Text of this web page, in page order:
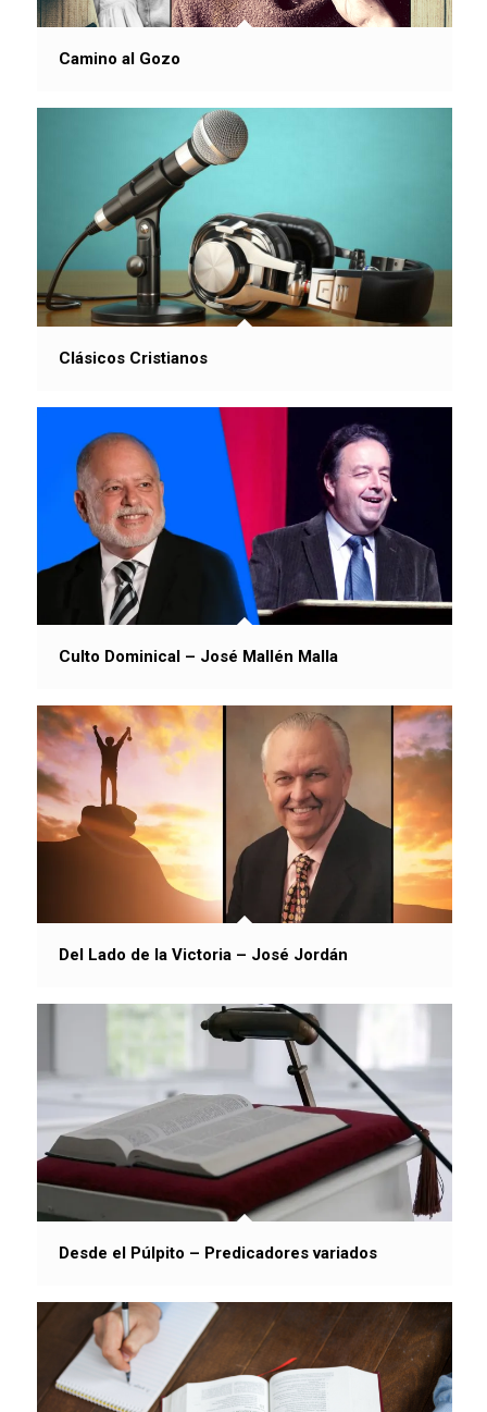
Camino al Gozo
Clásicos Cristianos
Culto Dominical – José Mallén Malla
Del Lado de la Victoria – José Jordán
Desde el Púlpito – Predicadores variados